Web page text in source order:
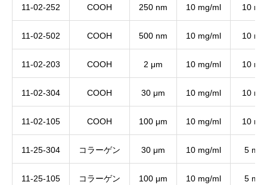
11-02-252 COOH 250 nm 10 mg/ml 10 ml
11-02-502 COOH 500 nm 10 mg/ml 10 ml
11-02-203 COOH 2 μm 10 mg/ml 10 ml
11-02-304 COOH 30 μm 10 mg/ml 10 ml
11-02-105 COOH 100 μm 10 mg/ml 10 ml
11-25-304 コラーゲン 30 μm 10 mg/ml 5 ml
11-25-105 コラーゲン 100 μm 10 mg/ml 5 ml